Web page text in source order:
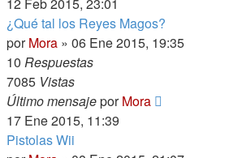
¿Qué tal los Reyes Magos?
porMora » 06 Ene 2015, 19:35
10 Respuestas
7085 Vistas
Último mensajeporMora
17 Ene 2015, 11:39
Pistolas Wii